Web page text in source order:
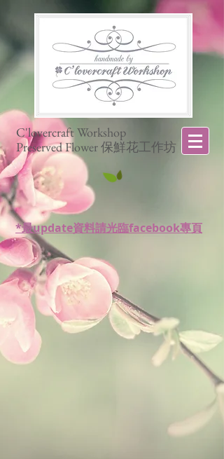
C'lovercraft Workshop
Preserved Flower 保鮮花工作坊
*最update資料請光臨facebook專頁